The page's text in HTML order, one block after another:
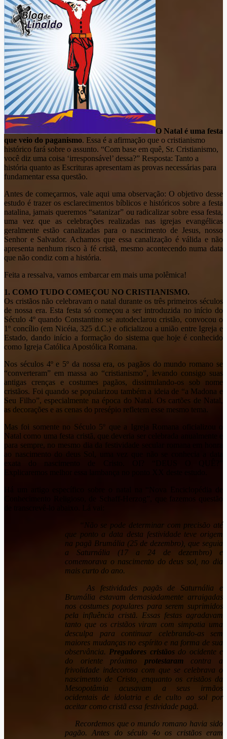
O Natal é uma festa
que veio do paganismo. Essa é a afirmação que o cristianismo
histórico fará sobre o assunto. “Com base em quê, Sr. Cristianismo,
você diz uma coisa ‘irresponsável’ dessa?” Resposta: Tanto a
história quanto as Escrituras apresentam as provas necessárias para
fundamentar essa questão.
Antes de começarmos, vale aqui uma observação: O objetivo desse
estudo é trazer os esclarecimentos bíblicos e históricos sobre a festa
natalina, jamais queremos “satanizar” ou radicalizar sobre essa festa,
uma vez que as celebrações realizadas nas igrejas evangélicas
geralmente estão canalizadas para o nascimento de Jesus, nosso
Senhor e Salvador. Achamos que essa canalização é válida e não
apresenta nenhum risco à fé cristã, mesmo acontecendo numa data
que não condiz com a história.
Feita a ressalva, vamos embarcar em mais uma polêmica!
1. COMO TUDO COMEÇOU NO CRISTIANISMO.
Os cristãos não celebravam o natal durante os três primeiros séculos
de nossa era. Esta festa só começou a ser introduzida no início do
Século 4º quando Constantino se autodeclarou cristão, convocou o
1º concílio (em Nicéia, 325 d.C.) e oficializou a união entre Igreja e
Estado, dando início a formação do sistema que hoje é conhecido
como Igreja Católica Apostólica Romana.
Nos séculos 4º e 5º da nossa era, os pagãos do mundo romano se
“converteram” em massa ao “cristianismo”, levando consigo suas
antigas crenças e costumes pagãos, dissimulando-os sob nome
cristãos. Foi quando se popularizou também a ideia de “a Madona e
Seu Filho”, especialmente na época do Natal. Os cartões de Natal,
as decorações e as cenas do presépio refletem esse mesmo tema.
Mas foi somente no Século 5º que a Igreja Romana oficializou o
Natal como uma festa cristã, que deveria ser celebrada anualmente e
para sempre, no mesmo dia da festividade secular romana em honra
ao nascimento do deus Sol, uma vez que não se conhecia a data
exata do nascimento de Cristo. OI? “DEUS O QUÊ?”
Explicaremos melhor essa lambança no ponto XX deste estudo.
Conhecimento Religioso, de Schaff-Herzog”, que fazemos questão
“Não se pode determinar com precisão até
que ponto a data desta festividade teve origem
na pagã Brumália (25 de dezembro), que seguia
a Saturnália (17 a 24 de dezembro) e
comemorava o nascimento do deus sol, no dia
mais curto do ano.
As festividades pagãs de Saturnália e
Brumália estavam demasiadamente arraigadas
nos costumes populares para serem suprimidos
pela influência cristã. Essas festas agradavam
tanto que os cristãos viram com simpatia uma
desculpa para continuar celebrando-as sem
maiores mudanças no espírito e na forma de sua
observância. Pregadores cristãosdo ocidente e
do oriente próximo protestaramcontra a
frivolidade indecorosa com que se celebrava o
nascimento de Cristo, enquanto os cristãos da
Mesopotâmia acusavam a seus irmãos
ocidentais de idolatria e de culto ao sol por
aceitar como cristã essa festividade pagã.
Recordemos que o mundo romano havia sido
pagão. Antes do século 4o os cristãos eram